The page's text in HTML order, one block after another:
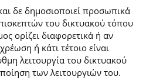
δε δημοσιοποιεί προσωπικά
του δικτυακού τόπου
ορίζει διαφορετικά ή αν
ή κάτι τέτοιο είναι
λειτουργία του δικτυακού
των λειτουργιών του.